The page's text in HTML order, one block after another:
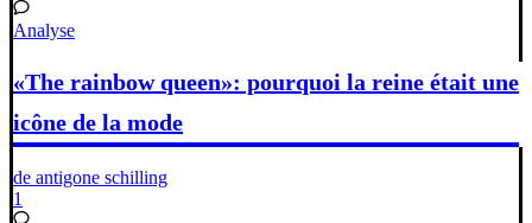
Analyse
«The rainbow queen»: pourquoi la reine était une
icône de la mode
de antigone schilling
1